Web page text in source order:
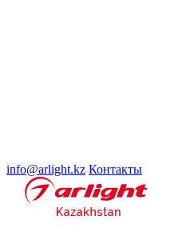
info@arlight.kz Контакты